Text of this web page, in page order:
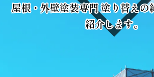
屋根・外壁塗装専門 塗り替えの
紹介します。